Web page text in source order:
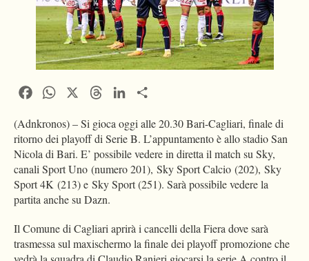
FacebookWhatsApp ThreadsLinkedIn
(Adnkronos) – Si gioca oggi alle 20.30 Bari-Cagliari, finale di
ritorno dei playoff di Serie B. L’appuntamento è allo stadio San
Nicola di Bari. E’ possibile vedere in diretta il match su Sky,
canali Sport Uno (numero 201), Sky Sport Calcio (202), Sky
Sport 4K (213) e Sky Sport (251). Sarà possibile vedere la
partita anche su Dazn.
Il Comune di Cagliari aprirà i cancelli della Fiera dove sarà
trasmessa sul maxischermo la finale dei playoff promozione che